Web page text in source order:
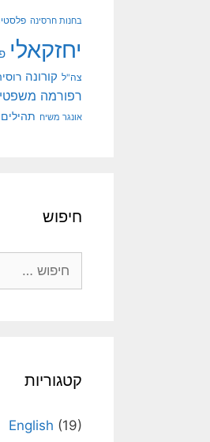
בחנות חרסינה
יחזקאלי
צה"ל קורונה
רפורמה
אונגר משיח תהילים
חיפוש
קטגוריות
English (19)